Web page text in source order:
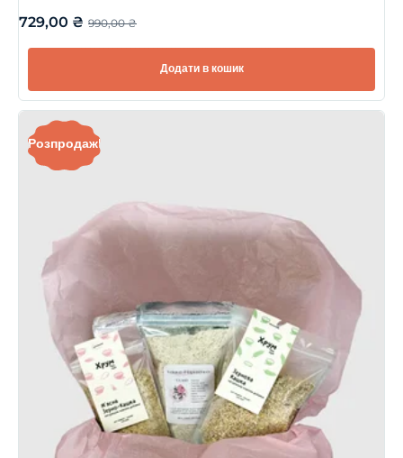
990,00₴
729,00 ₴
Додати в кошик
Розпродаж!